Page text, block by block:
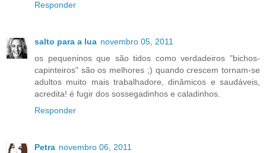
Responder
salto para a lua novembro 05, 2011
os pequeninos que são tidos como verdadeiros "bichos-
capinteiros" são os melhores ;) quando crescem tornam-se
adultos muito mais trabalhadore, dinâmicos e saudáveis,
acredita! é fugir dos sossegadinhos e caladinhos.
Responder
Petra novembro 06, 2011